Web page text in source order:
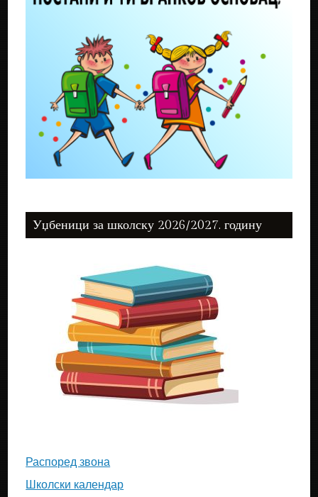
Уџбеници за школску 2026/2027. годину
Распоред звона
Школски календар